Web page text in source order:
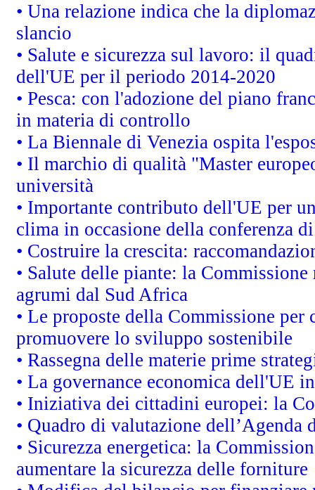
• Una relazione indica che la
slancio
• Salute e sicurezza sul lavoro: il
dell'UE per il periodo 2014-2020
• Pesca: con l'adozione del piano
in materia di controllo
• La Biennale di Venezia ospita
• Il marchio di qualità "Master
università
• Importante contributo dell'UE per
clima in occasione della conferenza
• Costruire la crescita:
• Salute delle piante: la
agrumi dal Sud Africa
• Le proposte della Commissione
promuovere lo sviluppo sostenibile
• Rassegna delle materie prime
• La governance economica dell'UE
• Iniziativa dei cittadini europei: la
• Quadro di valutazione
• Sicurezza energetica: la
aumentare la sicurezza delle forniture